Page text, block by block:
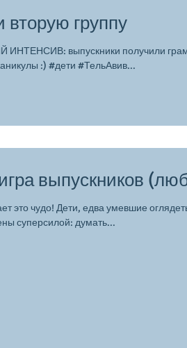
вторую группу
ИНТЕНСИВ: выпускники получили
:) #дети #ТельАвив...
выпускников
это чудо! Дети, едва умевшие
суперсилой: думать...